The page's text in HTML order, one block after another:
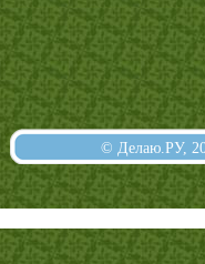
© Делаю.РУ,